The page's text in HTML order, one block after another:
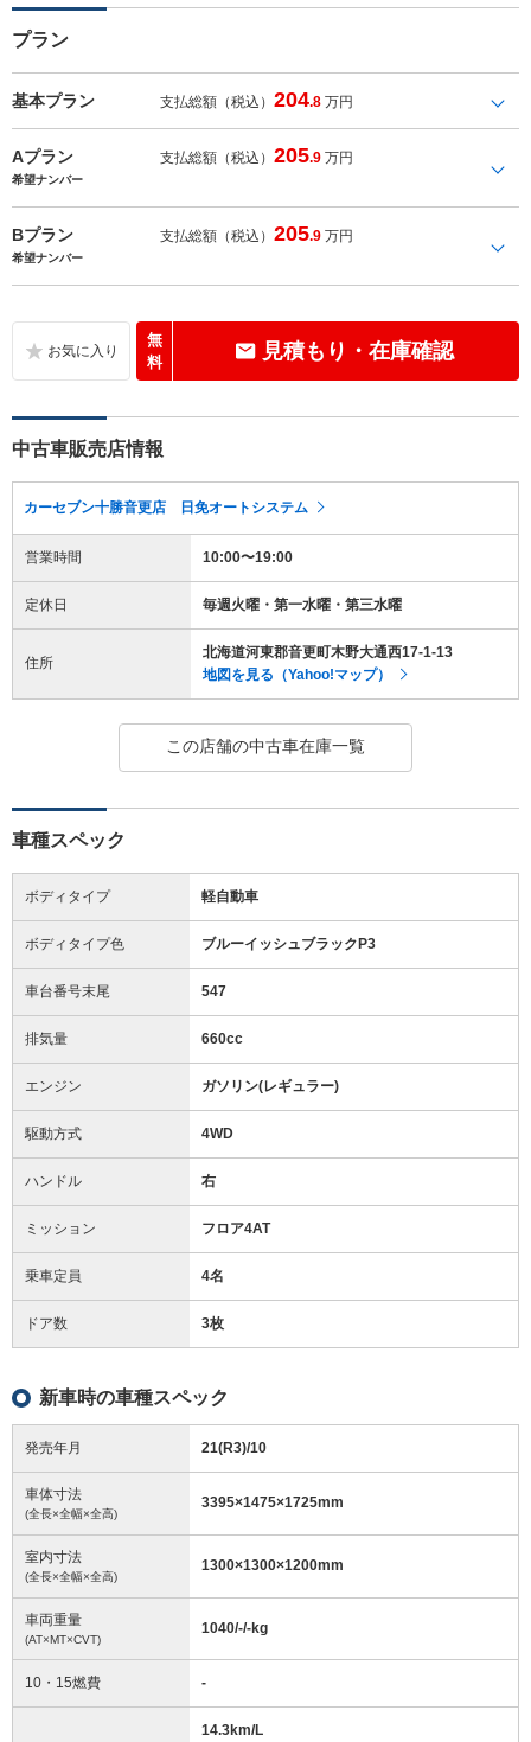
プラン
基本プラン 支払総額（税込）204.8 万円
Aプラン 支払総額（税込）205.9 万円
希望ナンバー
Bプラン 支払総額（税込）205.9 万円
希望ナンバー
無
料
見積もり・在庫確認
中古車販売店情報
カーセブン十勝音更店 日免オートシステム
営業時間 10:00〜19:00
定休日 毎週火曜・第一水曜・第三水曜
住所
北海道河東郡音更町木野大通西17-1-13
地図を見る（Yahoo!マップ）
この店舗の中古車在庫一覧
車種スペック
ボディタイプ 軽自動車
ボディタイプ色 ブルーイッシュブラックP3
車台番号末尾 547
排気量 660cc
エンジン ガソリン(レギュラー)
駆動方式 4WD
ハンドル 右
ミッション フロア4AT
乗車定員 4名
ドア数 3枚
新車時の車種スペック
発売年月 21(R3)/10
車体寸法
(全長×全幅×全高)
3395×1475×1725mm
室内寸法
(全長×全幅×全高)
1300×1300×1200mm
車両重量
(AT×MT×CVT)
1040/-/-kg
10・15燃費 -
14.3km/L